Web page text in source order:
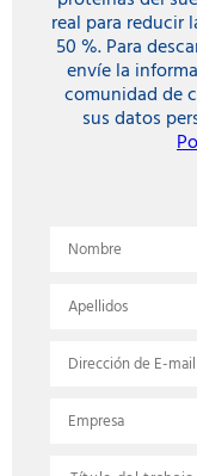
real para reducir
50 %. Para
envíe la
comunidad de
sus datos
Nombre
Apellidos
Dirección de E-mail
Empresa